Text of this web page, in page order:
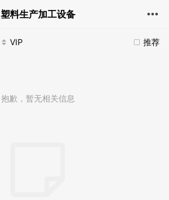
塑料生产加工设备
推荐
VIP
抱歉，暂无相关信息